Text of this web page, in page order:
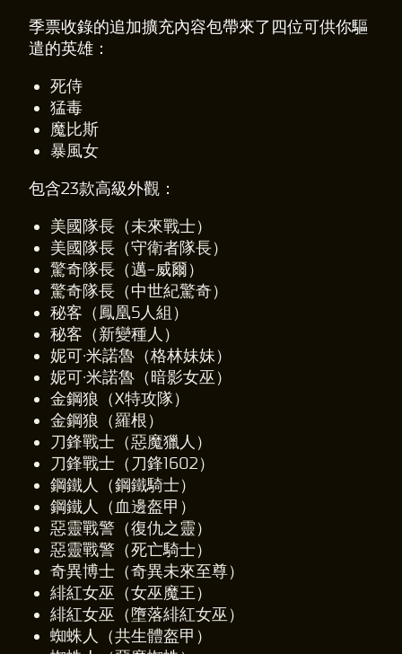
季票收錄的追加擴充內容包帶來了四位可供你驅
遣的英雄：
死侍
猛毒
魔比斯
暴風女
包含23款高級外觀：
美國隊長（未來戰士）
美國隊長（守衛者隊長）
驚奇隊長（邁-威爾）
驚奇隊長（中世紀驚奇）
秘客（鳳凰5人組）
秘客（新變種人）
妮可·米諾魯（格林妹妹）
妮可·米諾魯（暗影女巫）
金鋼狼（X特攻隊）
金鋼狼（羅根）
刀鋒戰士（惡魔獵人）
刀鋒戰士（刀鋒1602）
鋼鐵人（鋼鐵騎士）
鋼鐵人（血邊盔甲）
惡靈戰警（復仇之靈）
惡靈戰警（死亡騎士）
奇異博士（奇異未來至尊）
緋紅女巫（女巫魔王）
緋紅女巫（墮落緋紅女巫）
蜘蛛人（共生體盔甲）